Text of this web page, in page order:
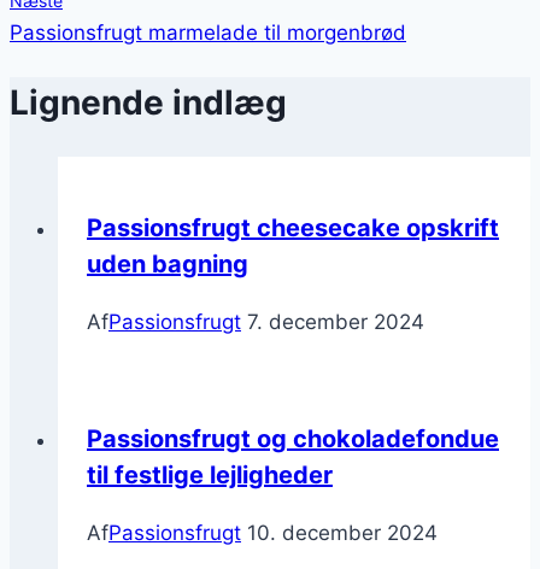
Passionsfrugt marmelade til morgenbrød
Lignende indlæg
Passionsfrugt cheesecake opskrift
uden bagning
AfPassionsfrugt 7. december 2024
Passionsfrugt og chokoladefondue
til festlige lejligheder
AfPassionsfrugt 10. december 2024